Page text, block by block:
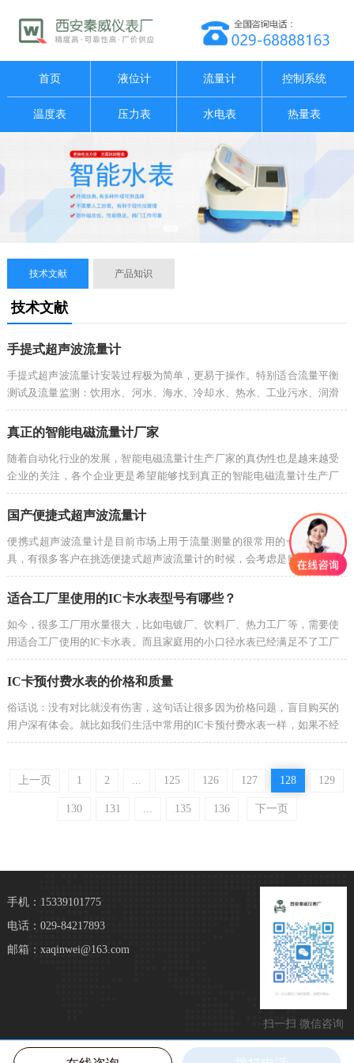
首页 液位计 流量计 控制系统
温度表 压力表 水电表 热量表
技术文献 产品知识
技术文献
手提式超声波流量计
手提式超声波流量计安装过程极为简单，更易于操作。特别适合流量平衡
测试及流量监测：饮用水、河水、海水、冷却水、热水、工业污水、润滑
油、柴油、燃油、化工液体等。
真正的智能电磁流量计厂家
随着自动化行业的发展，智能电磁流量计生产厂家的真伪性也是越来越受
企业的关注，各个企业更是希望能够找到真正的智能电磁流量计生产厂
家。那么什么样的智能电磁流量计厂家才是真正的智能电磁流量计厂家
呢?
国产便捷式超声波流量计
便携式超声波流量计是目前市场上用于流量测量的很常用的一种测量工
具，有很多客户在挑选便捷式超声波流量计的时候，会考虑是购买进口超
声波流量计还是购买国产便捷式超声波流量计了?
适合工厂里使用的IC卡水表型号有哪些？
如今，很多工厂用水量很大，比如电镀厂、饮料厂、热力工厂等，需要使
用适合工厂使用的IC卡水表。而且家庭用的小口径水表已经满足不了工厂
使用，所以工厂使用的均在DN40以上，这样才能保证运作。当然有些小
工厂也是有用小口径的，以具体用水量而定。
IC卡预付费水表的价格和质量
俗话说：没有对比就没有伤害，这句话让很多因为价格问题，盲目购买的
用户深有体会。就比如我们生活中常用的IC卡预付费水表一样，如果不经
过对比是无法真正了解它的价格和产品质量的差别是如此之大。下面小编
上一页
1 2 ... 125 126 127 128 129
130 131 ... 135 136 下一页
扫一扫 微信咨询
手机：15339101775
电话：029-84217893
邮箱：xaqinwei@163.com